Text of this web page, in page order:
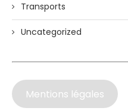
Transports
Uncategorized
Mentions légales